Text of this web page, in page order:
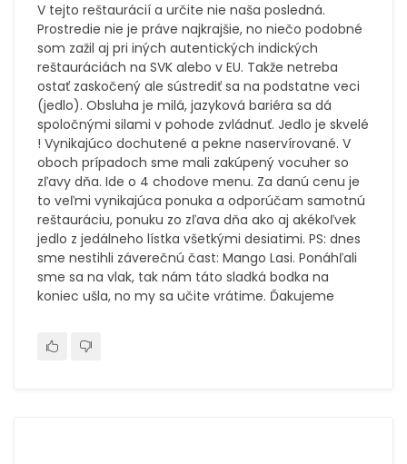
V tejto reštaurácií a určite nie naša posledná.
Prostredie nie je práve najkrajšie, no niečo podobné
som zažil aj pri iných autentických indických
reštauráciách na SVK alebo v EU. Takže netreba
ostať zaskočený ale sústrediť sa na podstatne veci
(jedlo). Obsluha je milá, jazyková bariéra sa dá
spoločnými silami v pohode zvládnuť. Jedlo je skvelé
! Vynikajúco dochutené a pekne naservírované. V
oboch prípadoch sme mali zakúpený vocuher so
zľavy dňa. Ide o 4 chodove menu. Za danú cenu je
to veľmi vynikajúca ponuka a odporúčam samotnú
reštauráciu, ponuku zo zľava dňa ako aj akékoľvek
jedlo z jedálneho lístka všetkými desiatimi. PS: dnes
sme nestihli záverečnú čast: Mango Lasi. Ponáhľali
sme sa na vlak, tak nám táto sladká bodka na
koniec ušla, no my sa učite vrátime. Ďakujeme